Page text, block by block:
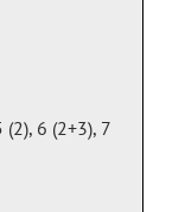
(2), 6 (2+3), 7